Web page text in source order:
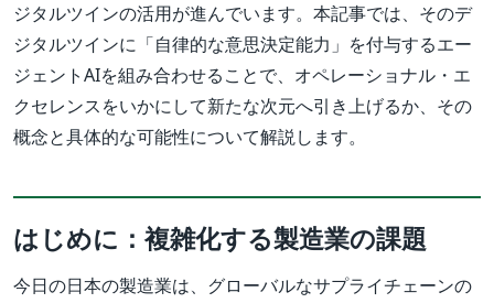
ジタルツインの活用が進んでいます。本記事では、そのデ
ジタルツインに「自律的な意思決定能力」を付与するエー
ジェントAIを組み合わせることで、オペレーショナル・エ
クセレンスをいかにして新たな次元へ引き上げるか、その
概念と具体的な可能性について解説します。
はじめに：複雑化する製造業の課題
今日の日本の製造業は、グローバルなサプライチェーンの